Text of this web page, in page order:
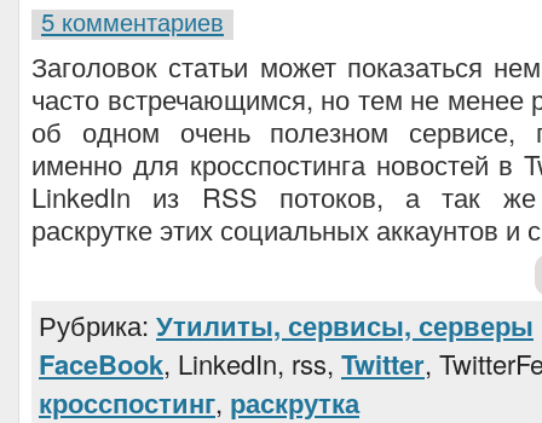
5 комментариев
Заголовок статьи может показаться
часто встречающимся, но тем не менее
об одном очень полезном сервисе,
именно для кросспостинга новостей в
LinkedIn из RSS потоков, а так
раскрутке этих социальных аккаунтов и
Рубрика: Утилиты, сервисы, серверы
FaceBook, LinkedIn, rss, Twitter,
кросспостинг, раскрутка